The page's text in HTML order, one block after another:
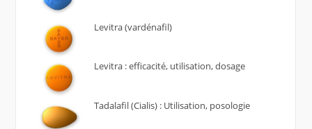
Levitra (vardénafil)
Levitra : efficacité, utilisation, dosage
Tadalafil (Cialis) : Utilisation, posologie